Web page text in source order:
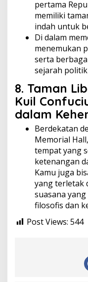
pertama
memiliki
indah untuk
Di dalam
menemukan
serta
sejarah
8. Taman
Kuil
dalam
Berdekatan
Memorial Hall,
tempat yang
ketenangan
Kamu juga
yang terletak
suasana
filosofis dan
Post Views: 544